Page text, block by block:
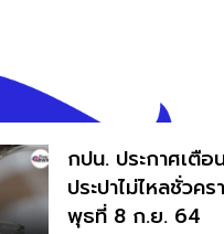
กปน. ประกาศเตื
ประปาไม่ไหลชั่วค
พุธที่ 8 ก.ย. 64